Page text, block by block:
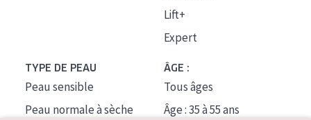
Lift+
Expert
TYPE DE PEAU
Peau sensible
Peau normale à sèche
ÂGE :
Tous âges
Âge : 35 à 55 ans